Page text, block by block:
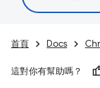
首頁 Docs
這對你有幫助嗎？